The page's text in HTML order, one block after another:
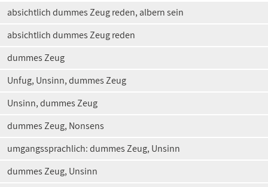
absichtlich dummes Zeug reden, albern sein
absichtlich dummes Zeug reden
dummes Zeug
Unfug, Unsinn, dummes Zeug
Unsinn, dummes Zeug
dummes Zeug, Nonsens
umgangssprachlich: dummes Zeug, Unsinn
dummes Zeug, Unsinn